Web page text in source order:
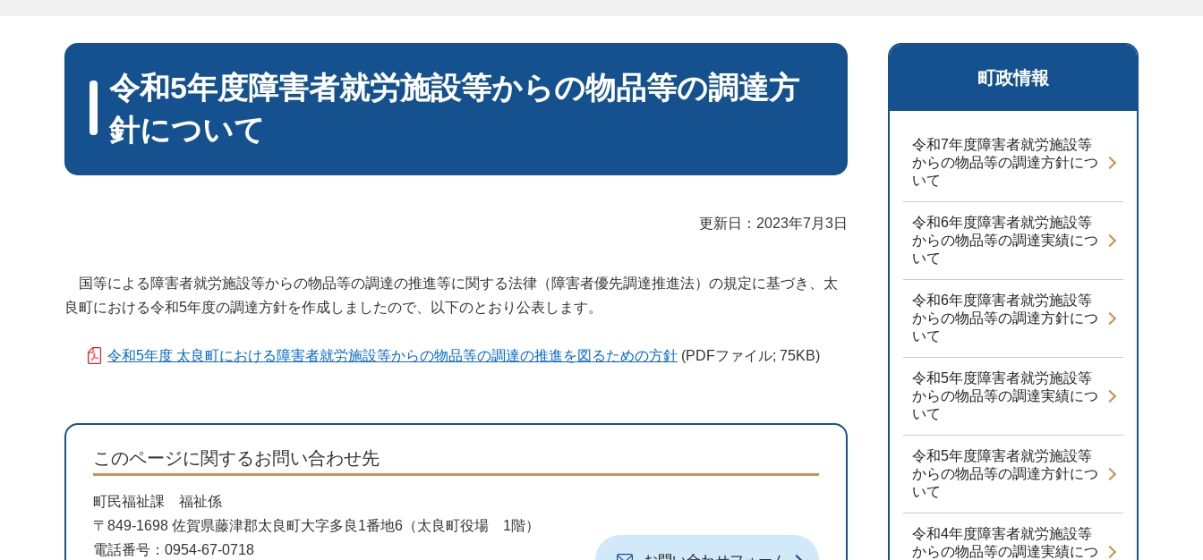
町政情報
令和7年度障害者就労施設等
からの物品等の調達方針につ
いて
令和6年度障害者就労施設等
からの物品等の調達実績につ
いて
令和6年度障害者就労施設等
からの物品等の調達方針につ
いて
令和5年度障害者就労施設等
からの物品等の調達実績につ
いて
令和5年度障害者就労施設等
からの物品等の調達方針につ
いて
令和4年度障害者就労施設等
からの物品等の調達実績につ
令和5年度障害者就労施設等からの物品等の調達方
針について
更新日：2023年7月3日
国等による障害者就労施設等からの物品等の調達の推進等に関する法律（障害者優先調達推進法）の規定に基づき、太
良町における令和5年度の調達方針を作成しましたので、以下のとおり公表します。
令和5年度 太良町における障害者就労施設等からの物品等の調達の推進を図るための方針 (PDFファイル; 75KB)
このページに関するお問い合わせ先
町民福祉課 福祉係
〒849-1698 佐賀県藤津郡太良町大字多良1番地6（太良町役場 1階）
電話番号：0954-67-0718